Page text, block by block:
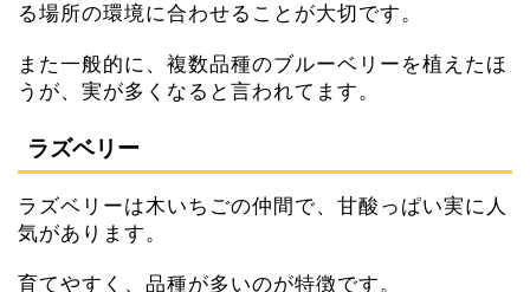
る場所の環境に合わせることが大切です。
また一般的に、複数品種のブルーベリーを植えたほ
うが、実が多くなると言われてます。
ラズベリー
ラズベリーは木いちごの仲間で、甘酸っぱい実に人
気があります。
育てやすく、品種が多いのが特徴です。